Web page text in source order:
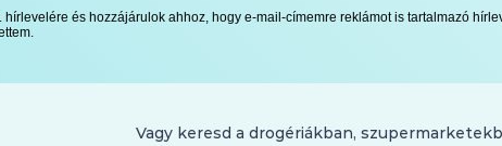
hírlevelére és hozzájárulok ahhoz, hogy e-mail-címemre reklámot is tartalmazó
Vagy keresd a drogériákban,